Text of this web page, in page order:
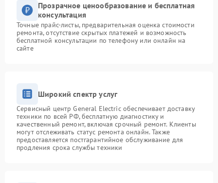
Прозрачное ценообразование и бесплатная
консультация
Точные прайс-листы, предварительная оценка стоимости
ремонта, отсутствие скрытых платежей и возможность
бесплатной консультации по телефону или онлайн на
сайте
Широкий спектр услуг
Сервисный центр General Electric обеспечивает доставку
техники по всей РФ, бесплатную диагностику и
качественный ремонт, включая срочный ремонт. Клиенты
могут отслеживать статус ремонта онлайн. Также
предоставляется постгарантийное обслуживание для
продления срока службы техники